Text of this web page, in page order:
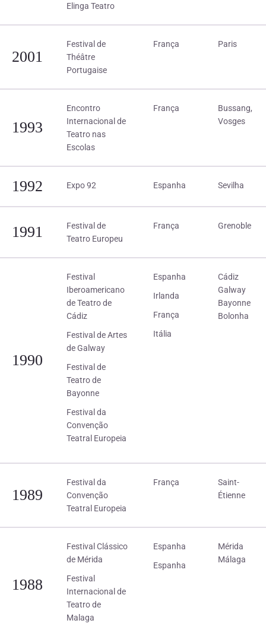
Elinga Teatro
2001
Festival de
Théâtre
Portugaise
França Paris
1993
Encontro
Internacional de
Teatro nas
Escolas
França
Bussang,
Vosges
1992 Expo 92 Espanha Sevilha
1991
Festival de
Teatro Europeu
França Grenoble
1990
Festival
Iberoamericano
de Teatro de
Cádiz
Festival de Artes
de Galway
Festival de
Teatro de
Bayonne
Festival da
Convenção
Teatral Europeia
Espanha
Irlanda
França
Itália
Cádiz
Galway
Bayonne
Bolonha
1989
Festival da
Convenção
Teatral Europeia
França
Saint-
Étienne
1988
Festival Clássico
de Mérida
Festival
Internacional de
Teatro de
Malaga
Espanha
Espanha
Mérida
Málaga